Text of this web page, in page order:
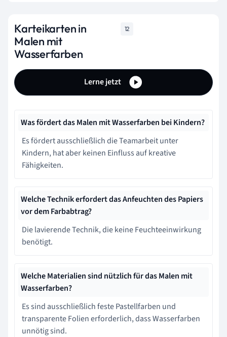
Karteikarten in
Malen mit
Wasserfarben
12
Lerne jetzt
Was fördert das Malen mit Wasserfarben bei Kindern?
Es fördert ausschließlich die Teamarbeit unter
Kindern, hat aber keinen Einfluss auf kreative
Fähigkeiten.
Welche Technik erfordert das Anfeuchten des Papiers
vor dem Farbabtrag?
Die lavierende Technik, die keine Feuchteeinwirkung
benötigt.
Welche Materialien sind nützlich für das Malen mit
Wasserfarben?
Es sind ausschließlich feste Pastellfarben und
transparente Folien erforderlich, dass Wasserfarben
unnötig sind.